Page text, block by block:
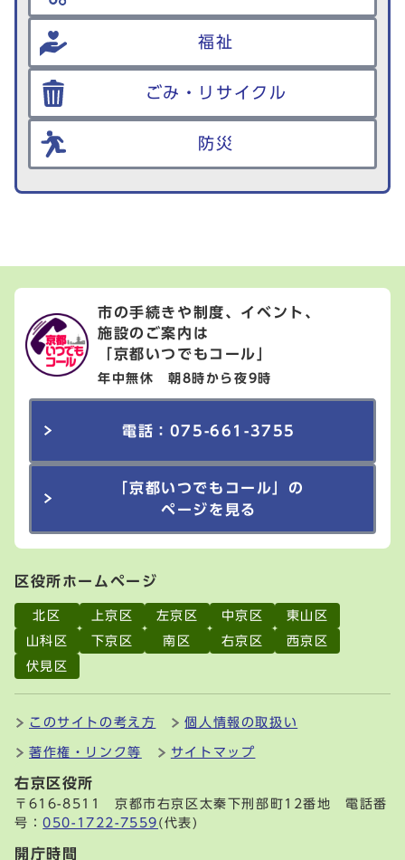
福祉
ごみ・リサイクル
防災
市の手続きや制度、イベント、
施設のご案内は
「京都いつでもコール」
年中無休 朝8時から夜9時
電話：075-661-3755
「京都いつでもコール」の
ページを見る
区役所ホームページ
北区 上京区 左京区 中京区
東山区
山科区
下京区 南区 右京区
西京区
伏見区
このサイトの考え方 個人情報の取扱い
著作権・リンク等 サイトマップ
右京区役所
〒616-8511 京都市右京区太秦下刑部町12番地 電話番
号：050-1722-7559 (代表)
開庁時間